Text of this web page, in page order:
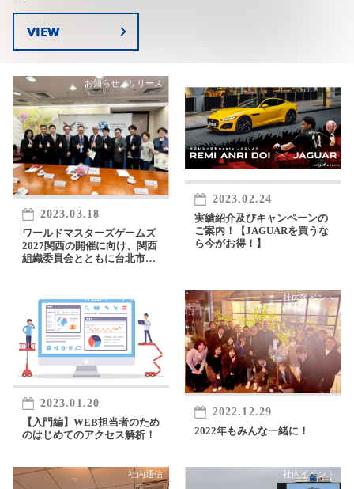
VIEW
お知らせ／リリース
2023.03.18
ワールドマスターズゲームズ
2027関西の開催に向け、関西
組織委員会とともに台北市を
2023.02.24
実績紹介及びキャンペーンの
ご案内！【JAGUARを買うな
ら今がお得！】
WEBマーケティング
2023.01.20
【入門編】WEB担当者のため
のはじめてのアクセス解析！
社内イベント
2022.12.29
2022年もみんな一緒に！
社内通信 社内イベント